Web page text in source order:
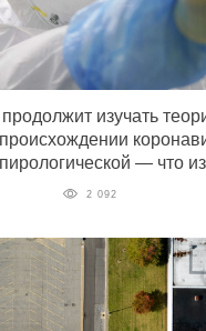
изучать
— что
2 092